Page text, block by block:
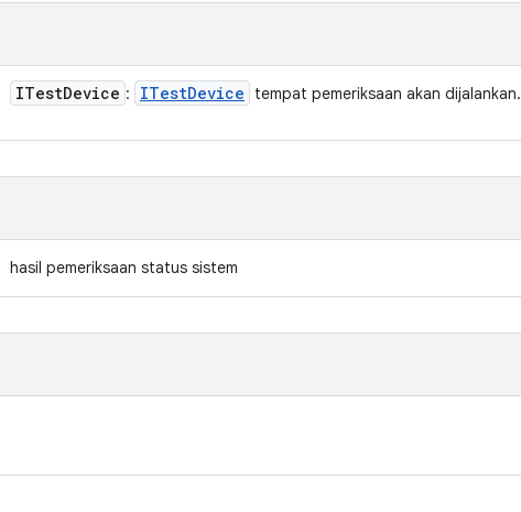
ITestDevice : ITestDevice tempat pemeriksaan akan dijalankan.
hasil pemeriksaan status sistem